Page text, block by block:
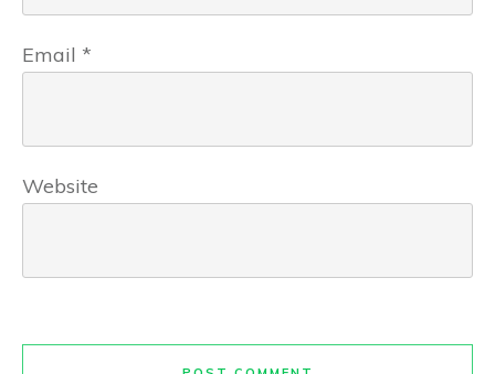
Email *
Website